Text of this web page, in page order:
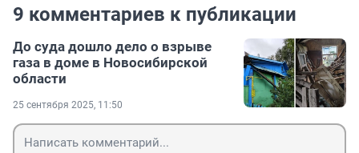
9 комментариев к публикации
До суда дошло дело о взрыве
газа в доме в Новосибирской
области
25 сентября 2025, 11:50